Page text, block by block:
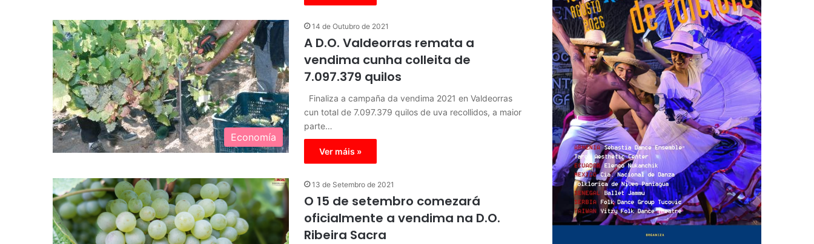
Economía
14 de Outubro de 2021
A D.O. Valdeorras remata a
vendima cunha colleita de
7.097.379 quilos
Finaliza a campaña da vendima 2021 en Valdeorras
cun total de 7.097.379 quilos de uva recollidos, a maior
parte…
Ver máis »
13 de Setembro de 2021
O 15 de setembro comezará
oficialmente a vendima na D.O.
Ribeira Sacra